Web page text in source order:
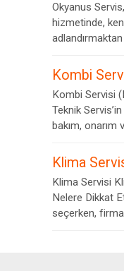
Okyanus
hizmetinde,
adlandırmaktan
Kombi
Kombi Servisi
Teknik
bakım, onarım
Klima
Klima Servisi
Nelere Dikkat
seçerken,